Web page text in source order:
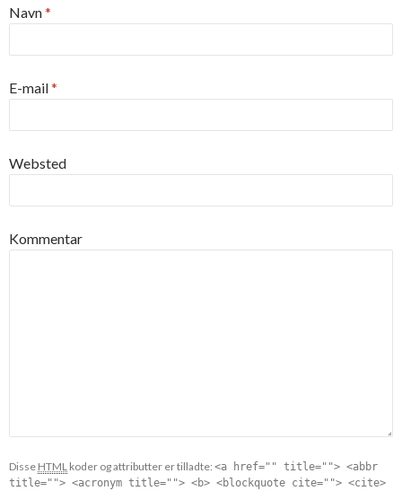
Navn*
E-mail*
Websted
Kommentar
Disse HTML koder og attributter er tilladte: <a href="" title=""> <abbr
title=""> <acronym title=""> <b> <blockquote cite=""> <cite>